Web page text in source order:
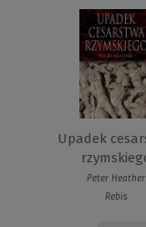
Upadek
Peter Heather
Rebis